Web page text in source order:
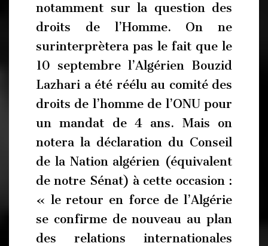
notamment sur la question des
droits de l’Homme. On ne
surinterprètera pas le fait que le
10 septembre l’Algérien Bouzid
Lazhari a été réélu au comité des
droits de l’homme de l’ONU pour
un mandat de 4 ans. Mais on
notera la déclaration du Conseil
de la Nation algérien (équivalent
de notre Sénat) à cette occasion :
« le retour en force de l’Algérie
se confirme de nouveau au plan
des relations internationales